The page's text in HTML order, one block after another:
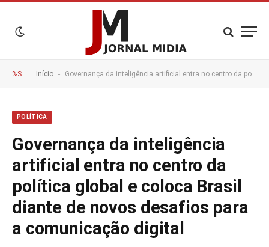
%S Início - Governança da inteligência artificial entra no centro da política global e coloca Brasil diante de novos desafios para a comunicação digital
POLÍTICA
Governança da inteligência
artificial entra no centro da
política global e coloca Brasil
diante de novos desafios para
a comunicação digital